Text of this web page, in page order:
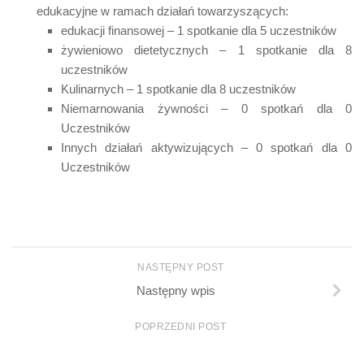
edukacyjne w ramach działań towarzyszących:
edukacji finansowej – 1 spotkanie dla 5 uczestników
żywieniowo dietetycznych – 1 spotkanie dla 8
uczestników
Kulinarnych – 1 spotkanie dla 8 uczestników
Niemarnowania żywności – 0 spotkań dla 0
Uczestników
Innych działań aktywizujących – 0 spotkań dla 0
Uczestników
NASTĘPNY POST
Następny wpis
POPRZEDNI POST